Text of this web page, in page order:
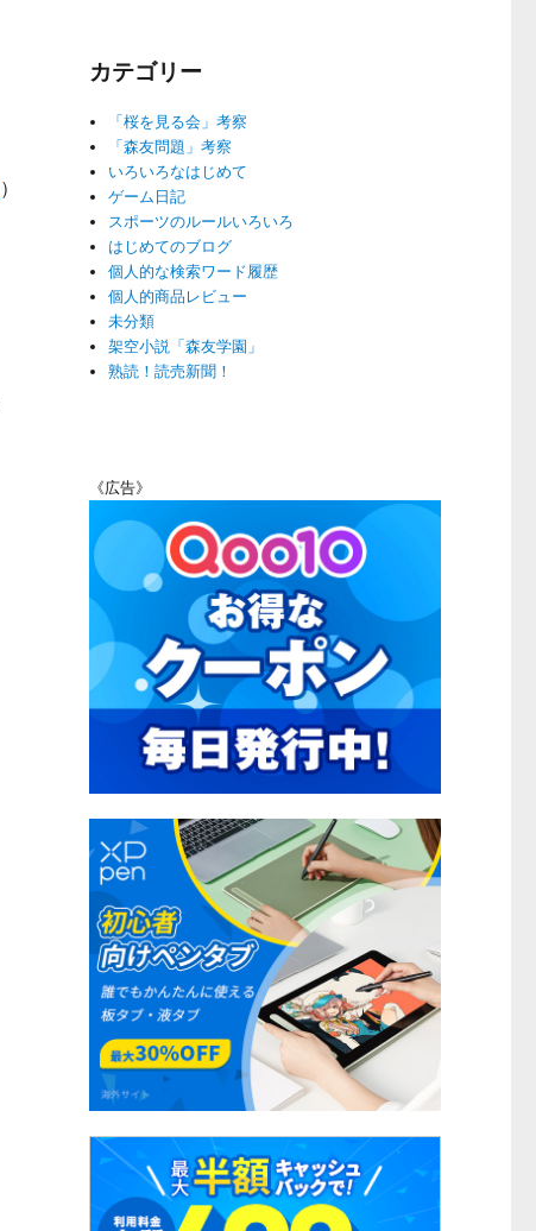
）
カテゴリー
「桜を見る会」考察
「森友問題」考察
いろいろなはじめて
ゲーム日記
スポーツのルールいろいろ
はじめてのブログ
個人的な検索ワード履歴
個人的商品レビュー
未分類
架空小説「森友学園」
熟読！読売新聞！
《広告》